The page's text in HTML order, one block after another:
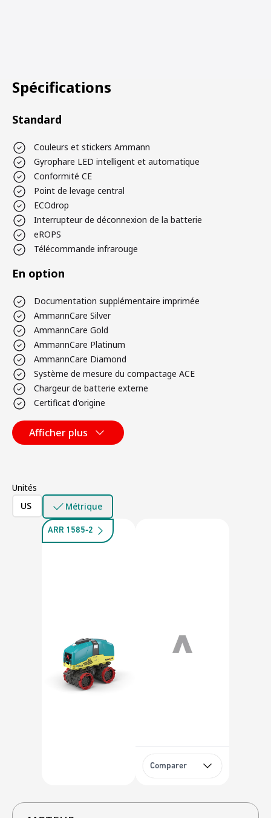
Spécifications
Standard
Couleurs et stickers Ammann
Gyrophare LED intelligent et automatique
Conformité CE
Point de levage central
ECOdrop
Interrupteur de déconnexion de la batterie
eROPS
Télécommande infrarouge
En option
Documentation supplémentaire imprimée
AmmannCare Silver
AmmannCare Gold
AmmannCare Platinum
AmmannCare Diamond
Système de mesure du compactage ACE
Chargeur de batterie externe
Certificat d'origine
Afficher plus
Unités
US
Métrique
ARR 1585-2
Comparer